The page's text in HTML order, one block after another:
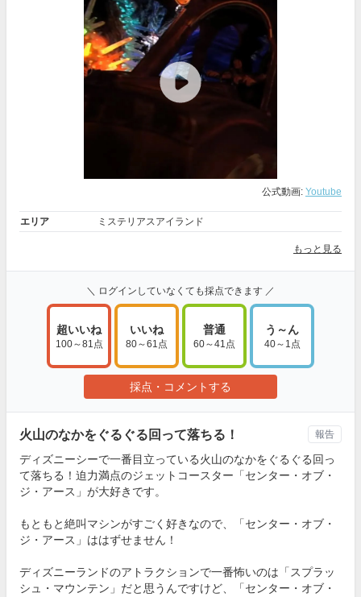
公式動画: Youtube
エリア ミステリアスアイランド
もっと見る
＼ ログインしていなくても採点できます ／
超いいね
100～81点
いいね
80～61点
普通
60～41点
う～ん
40～1点
採点・コメントする
火山のなかをぐるぐる回って落ちる！
ディズニーシーで一番目立っている火山のなかをぐるぐる回っ
て落ちる！迫力満点のジェットコースター「センター・オブ・
ジ・アース」が大好きです。
もともと絶叫マシンがすごく好きなので、「センター・オブ・
ジ・アース」ははずせません！
ディズニーランドのアトラクションで一番怖いのは「スプラッ
シュ・マウンテン」だと思うんですけど、「センター・オブ・
報告